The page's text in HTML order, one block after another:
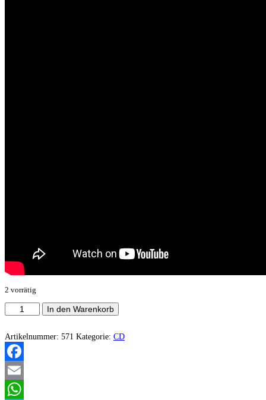
2 vorrätig
Unlight
-
eMotion
Menge
In den Warenkorb
Artikelnummer: 571 Kategorie: CD
Facebook
Email